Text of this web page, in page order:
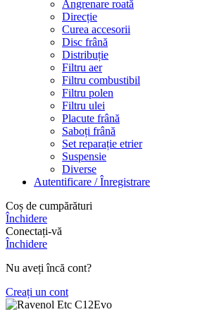
Angrenare roată
Direcție
Curea accesorii
Disc frână
Distribuție
Filtru aer
Filtru combustibil
Filtru polen
Filtru ulei
Placute frână
Saboți frână
Set reparație etrier
Suspensie
Diverse
Autentificare / Înregistrare
Coș de cumpărături
Închidere
Conectați-vă
Închidere
Nu aveți încă cont?
Creați un cont